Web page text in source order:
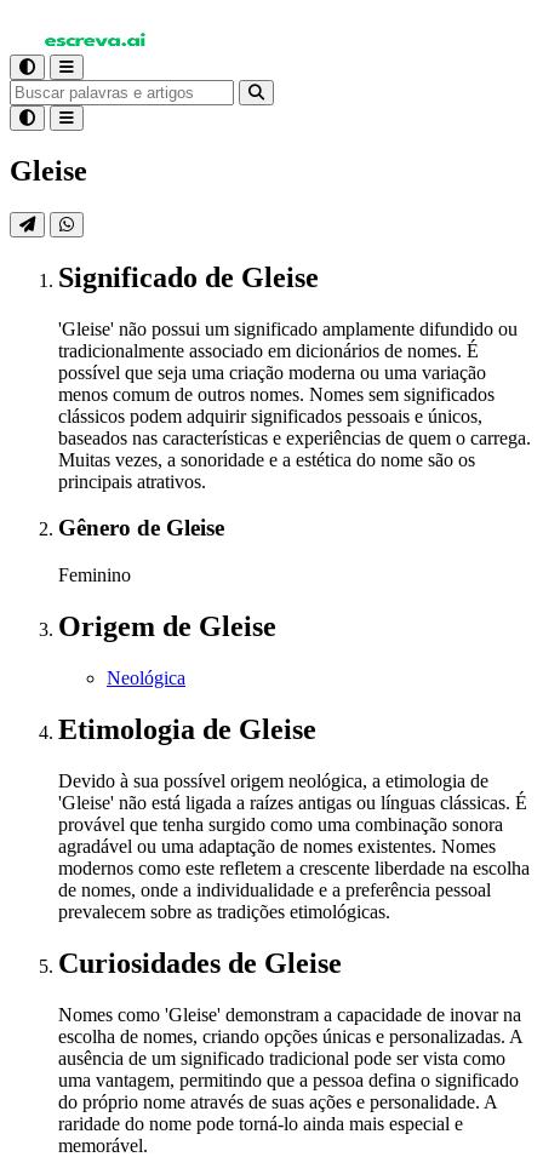
Gleise
Significado de Gleise
'Gleise' não possui um significado amplamente difundido ou
tradicionalmente associado em dicionários de nomes. É
possível que seja uma criação moderna ou uma variação
menos comum de outros nomes. Nomes sem significados
clássicos podem adquirir significados pessoais e únicos,
baseados nas características e experiências de quem o carrega.
Muitas vezes, a sonoridade e a estética do nome são os
principais atrativos.
Gênero de Gleise
Feminino
Origem de Gleise
Neológica
Etimologia de Gleise
Devido à sua possível origem neológica, a etimologia de
'Gleise' não está ligada a raízes antigas ou línguas clássicas. É
provável que tenha surgido como uma combinação sonora
agradável ou uma adaptação de nomes existentes. Nomes
modernos como este refletem a crescente liberdade na escolha
de nomes, onde a individualidade e a preferência pessoal
prevalecem sobre as tradições etimológicas.
Curiosidades de Gleise
Nomes como 'Gleise' demonstram a capacidade de inovar na
escolha de nomes, criando opções únicas e personalizadas. A
ausência de um significado tradicional pode ser vista como
uma vantagem, permitindo que a pessoa defina o significado
do próprio nome através de suas ações e personalidade. A
raridade do nome pode torná-lo ainda mais especial e
memorável.